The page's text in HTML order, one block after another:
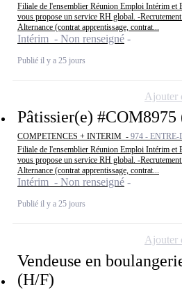
Filiale de l'ensemblier Réunion Emploi Intérim
vous propose un service RH global. -
Alternance (contrat apprentissage, contrat...
Intérim - Non renseigné
Publié il y a 25 jours
Pâtissier(e) #COM8975
COMPETENCES + INTERIM - 974 -
Filiale de l'ensemblier Réunion Emploi Intérim
vous propose un service RH global. -
Alternance (contrat apprentissage, contrat...
Intérim - Non renseigné
Publié il y a 25 jours
Ajouter
Vendeuse en
(H/F)
Ajouter